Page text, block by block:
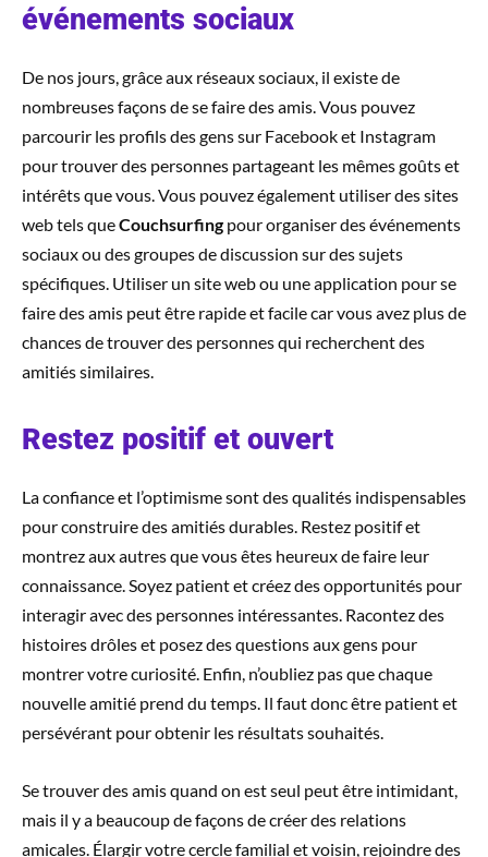
événements sociaux
De nos jours, grâce aux réseaux sociaux, il existe de
nombreuses façons de se faire des amis. Vous pouvez
parcourir les profils des gens sur Facebook et Instagram
pour trouver des personnes partageant les mêmes goûts et
intérêts que vous. Vous pouvez également utiliser des sites
web tels queCouchsurfing pour organiser des événements
sociaux ou des groupes de discussion sur des sujets
spécifiques. Utiliser un site web ou une application pour se
faire des amis peut être rapide et facile car vous avez plus de
chances de trouver des personnes qui recherchent des
amitiés similaires.
Restez positif et ouvert
La confiance et l’optimisme sont des qualités indispensables
pour construire des amitiés durables. Restez positif et
montrez aux autres que vous êtes heureux de faire leur
connaissance. Soyez patient et créez des opportunités pour
interagir avec des personnes intéressantes. Racontez des
histoires drôles et posez des questions aux gens pour
montrer votre curiosité. Enfin, n’oubliez pas que chaque
nouvelle amitié prend du temps. Il faut donc être patient et
persévérant pour obtenir les résultats souhaités.
Se trouver des amis quand on est seul peut être intimidant,
mais il y a beaucoup de façons de créer des relations
amicales. Élargir votre cercle familial et voisin, rejoindre des